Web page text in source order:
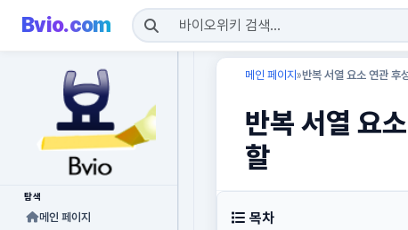
Bvio.com
탐색
메인 페이지
메인 페이지 »반복 서열 요소 연관 후
반복 서열 요
할
목차